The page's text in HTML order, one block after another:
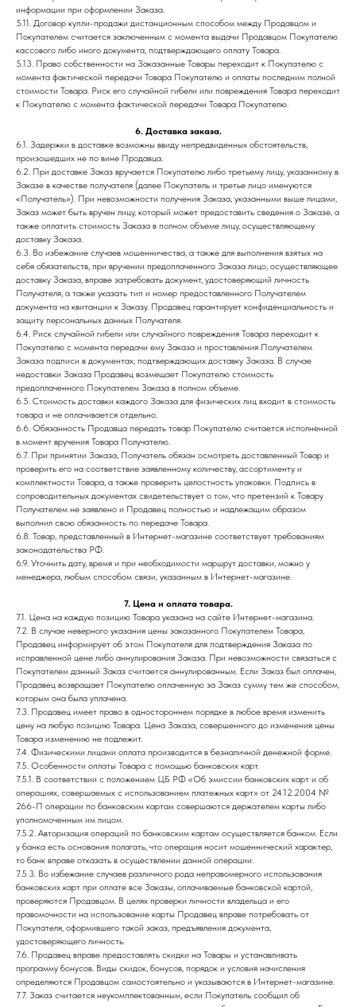
информации при оформлении Заказа.
5.11. Договор купли-продажи дистанционным способом между Продавцом и
Покупателем считается заключенным с момента выдачи Продавцом Покупателю
кассового либо иного документа, подтверждающего оплату Товара.
5.13. Право собственности на Заказанные Товары переходит к Покупателю с
момента фактической передачи Товара Покупателю и оплаты последним полной
стоимости Товара. Риск его случайной гибели или повреждения Товара переходит
к Покупателю с момента фактической передачи Товара Покупателю.
6. Доставка заказа.
6.1. Задержки в доставке возможны ввиду непредвиденных обстоятельств,
произошедших не по вине Продавца.
6.2. При доставке Заказ вручается Покупателю либо третьему лицу, указанному в
Заказе в качестве получателя (далее Покупатель и третье лицо именуются
«Получатель»). При невозможности получения Заказа, указанными выше лицами,
Заказ может быть вручен лицу, который может предоставить сведения о Заказе, а
также оплатить стоимость Заказа в полном объеме лицу, осуществляющему
доставку Заказа.
6.3. Во избежание случаев мошенничества, а также для выполнения взятых на
себя обязательств, при вручении предоплаченного Заказа лицо, осуществляющее
доставку Заказа, вправе затребовать документ, удостоверяющий личность
Получателя, а также указать тип и номер предоставленного Получателем
документа на квитанции к Заказу. Продавец гарантирует конфиденциальность и
защиту персональных данных Получателя.
6.4. Риск случайной гибели или случайного повреждения Товара переходит к
Покупателю с момента передачи ему Заказа и проставления Получателем
Заказа подписи в документах, подтверждающих доставку Заказа. В случае
недоставки Заказа Продавец возмещает Покупателю стоимость
предоплаченного Покупателем Заказа в полном объеме.
6.5. Стоимость доставки каждого Заказа для физических лиц входит в стоимость
товара и не оплачивается отдельно.
6.6. Обязанность Продавца передать товар Покупателю считается исполненной
в момент вручения Товара Получателю.
6.7. При принятии Заказа, Получатель обязан осмотреть доставленный Товар и
проверить его на соответствие заявленному количеству, ассортименту и
комплектности Товара, а также проверить целостность упаковки. Подпись в
сопроводительных документах свидетельствует о том, что претензий к Товару
Получателем не заявлено и Продавец полностью и надлежащим образом
выполнил свою обязанность по передаче Товара.
6.8. Товар, представленный в Интернет-магазине соответствует требованиям
законодательства РФ.
6.9. Уточнить дату, время и при необходимости маршрут доставки, можно у
менеджера, любым способом связи, указанным в Интернет-магазине.
7. Цена и оплата товара.
7.1. Цена на каждую позицию Товара указана на сайте Интернет-магазина.
7.2. В случае неверного указания цены заказанного Покупателем Товара,
Продавец информирует об этом Покупателя для подтверждения Заказа по
исправленной цене либо аннулирования Заказа. При невозможности связаться с
Покупателем данный Заказ считается аннулированным. Если Заказ был оплачен,
Продавец возвращает Покупателю оплаченную за Заказ сумму тем же способом,
которым она была уплачена.
7.3. Продавец имеет право в одностороннем порядке в любое время изменить
цену на любую позицию Товара. Цена Заказа, совершенного до изменения цены
Товара изменению не подлежит.
7.4. Физическими лицами оплата производится в безналичной денежной форме.
7.5. Особенности оплаты Товара с помощью банковских карт.
7.5.1. В соответствии с положением ЦБ РФ «Об эмиссии банковских карт и об
операциях, совершаемых с использованием платежных карт» от 24.12.2004 №
266-П операции по банковским картам совершаются держателем карты либо
уполномоченным им лицом.
7.5.2. Авторизация операций по банковским картам осуществляется банком. Если
у банка есть основания полагать, что операция носит мошеннический характер,
то банк вправе отказать в осуществлении данной операции.
7.5.3. Во избежание случаев различного рода неправомерного использования
банковских карт при оплате все Заказы, оплачиваемые банковской картой,
проверяются Продавцом. В целях проверки личности владельца и его
правомочности на использование карты Продавец вправе потребовать от
Покупателя, оформившего такой заказ, предъявления документа,
удостоверяющего личность.
7.6. Продавец вправе предоставлять скидки на Товары и устанавливать
программу бонусов. Виды скидок, бонусов, порядок и условия начисления
определяются Продавцом самостоятельно и указываются в Интернет-магазине.
7.7. Заказ считается неукомплектованным, если Покупатель сообщил об